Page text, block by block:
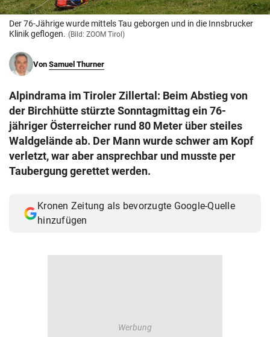
Der 76-Jährige wurde mittels Tau geborgen und in die Innsbrucker
Klinik geflogen. (Bild: ZOOM Tirol)
Von Samuel Thurner
Alpindrama im Tiroler Zillertal: Beim Abstieg von
der Birchhütte stürzte Sonntagmittag ein 76-
jähriger Österreicher rund 80 Meter über steiles
Waldgelände ab. Der Mann wurde schwer am Kopf
verletzt, war aber ansprechbar und musste per
Taubergung gerettet werden.
Kronen Zeitung als bevorzugte Google-Quelle
hinzufügen